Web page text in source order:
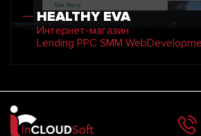
HEALTHY EVA
Интернет-магазин
Lending PPC SMM